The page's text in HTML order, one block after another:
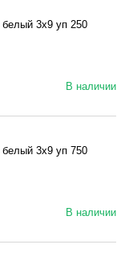
3x9 уп 250
В наличии
3x9 уп 750
В наличии